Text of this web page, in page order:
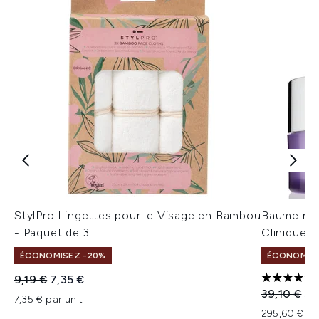
StylPro Lingettes pour le Visage en Bambou
- Paquet de 3
ÉCONOMISEZ -20%
Prix de vente :
9,19 € Prix ​​actuel :
7,35 €
7,35 € par unit
Baume
Clinique
4.83
Prix de
39,10 €
295,60 €